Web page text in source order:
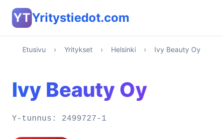
YTYritystiedot.com
Etusivu › Yritykset › Helsinki › Ivy Beauty Oy
Ivy Beauty Oy
Y-tunnus: 2499727-1